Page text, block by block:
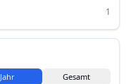
1
Jahr Gesamt